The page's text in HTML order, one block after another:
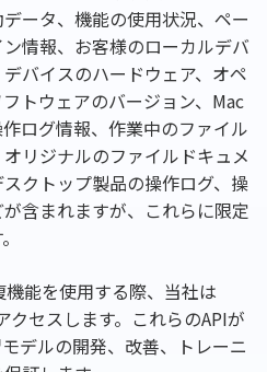
ータ、機能の使用状況、ペー
情報、お客様のローカルデバ
バイスのハードウェア、オペ
トウェアのバージョン、Mac
ログ情報、作業中のファイル
リジナルのファイルドキュメ
クトップ製品の操作ログ、操
含まれますが、これらに限定
能を使用する際、当社は
セスします。これらのAPIが
デルの開発、改善、トレーニ